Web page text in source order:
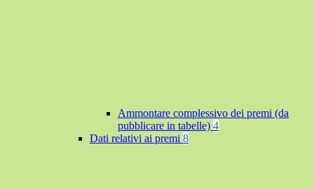
Ammontare complessivo dei premi (da
pubblicare in tabelle) 4
Dati relativi ai premi 8